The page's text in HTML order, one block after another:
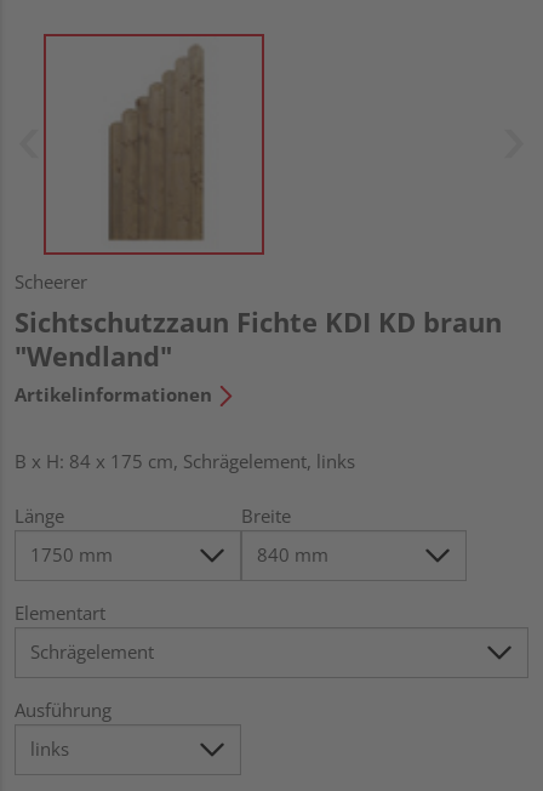
Scheerer
Sichtschutzzaun Fichte KDI KD braun
"Wendland"
Artikelinformationen
B x H: 84 x 175 cm, Schrägelement, links
Länge Breite
Elementart
Ausführung